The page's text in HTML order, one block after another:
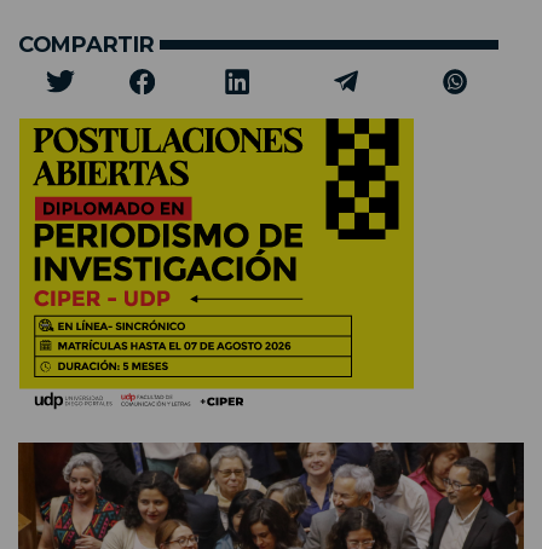
COMPARTIR